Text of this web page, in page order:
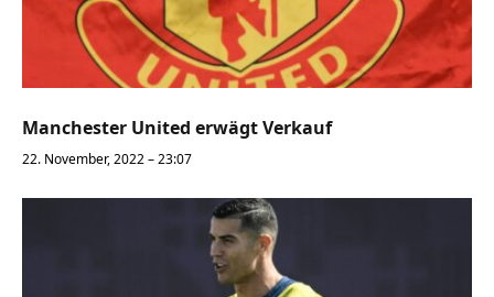
Manchester United erwägt Verkauf
22. November, 2022 – 23:07